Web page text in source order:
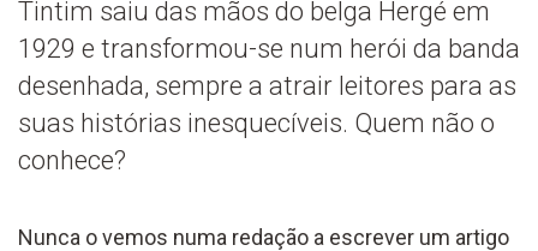
Tintim saiu das mãos do belga Hergé em
1929 e transformou-se num herói da banda
desenhada, sempre a atrair leitores para as
suas histórias inesquecíveis. Quem não o
conhece?
Nunca o vemos numa redação a escrever um artigo